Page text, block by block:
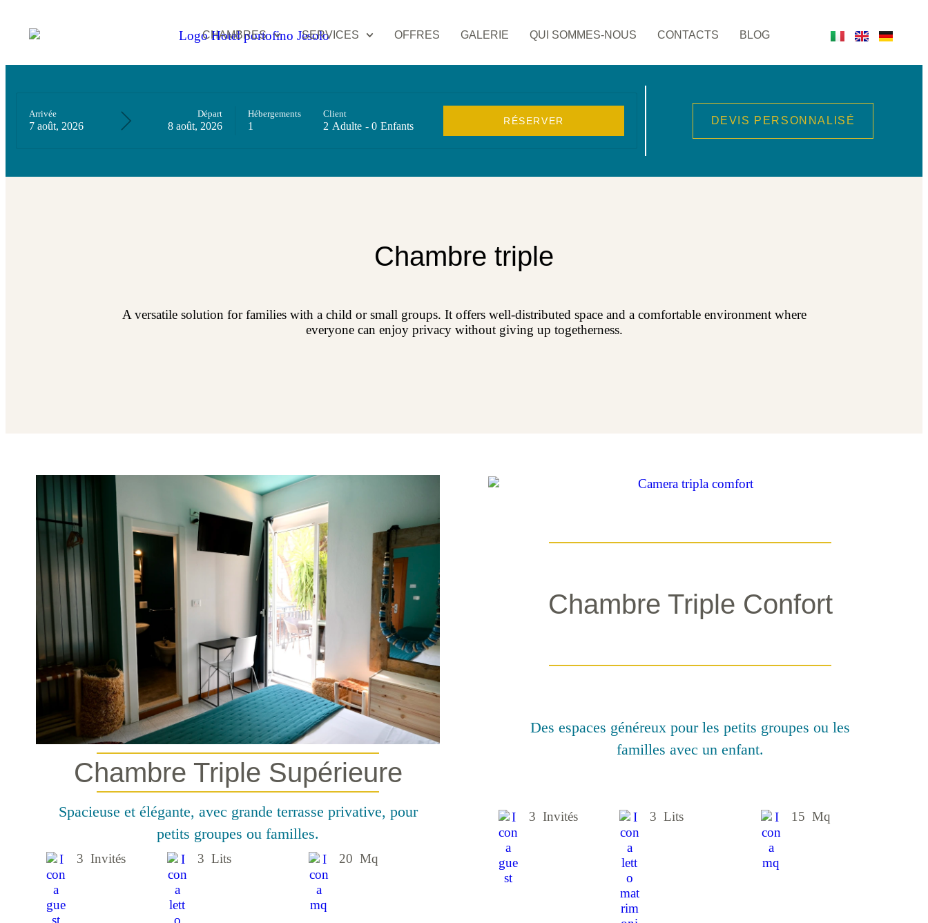
CHAMBRES SERVICES OFFRES GALERIE QUI SOMMES-NOUS CONTACTS BLOG
Arrivée
7 août, 2026
Départ
8 août, 2026
Hébergements
1
Client
2 Adulte -0 Enfants DEVIS PERSONNALISÉ
Chambre triple
A versatile solution for families with a child or small groups. It offers well-distributed space and a comfortable environment where
everyone can enjoy privacy without giving up togetherness.
Chambre Triple Supérieure
Spacieuse et élégante, avec grande terrasse privative, pour
petits groupes ou familles.
3 Invités 3 Lits 20 Mq
Chambre Triple Confort
Des espaces généreux pour les petits groupes ou les
familles avec un enfant.
3 Invités 3 Lits 15 Mq